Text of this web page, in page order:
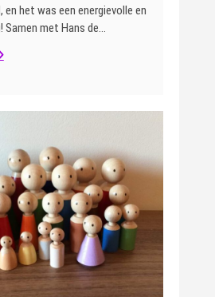
en het was een energievolle en
Samen met Hans de…